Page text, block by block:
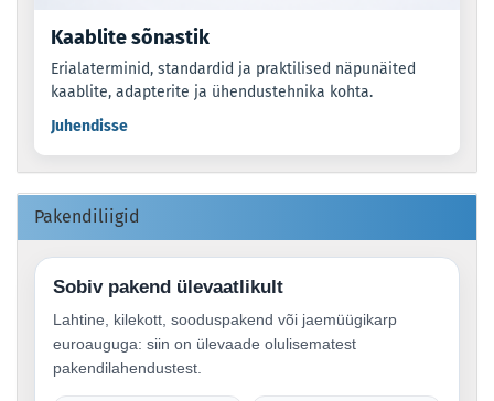
Kaablite sõnastik
Erialaterminid, standardid ja praktilised näpunäited
kaablite, adapterite ja ühendustehnika kohta.
Juhendisse
Pakendiliigid
Sobiv pakend ülevaatlikult
Lahtine, kilekott, sooduspakend või jaemüügikarp
euroauguga: siin on ülevaade olulisematest
pakendilahendustest.